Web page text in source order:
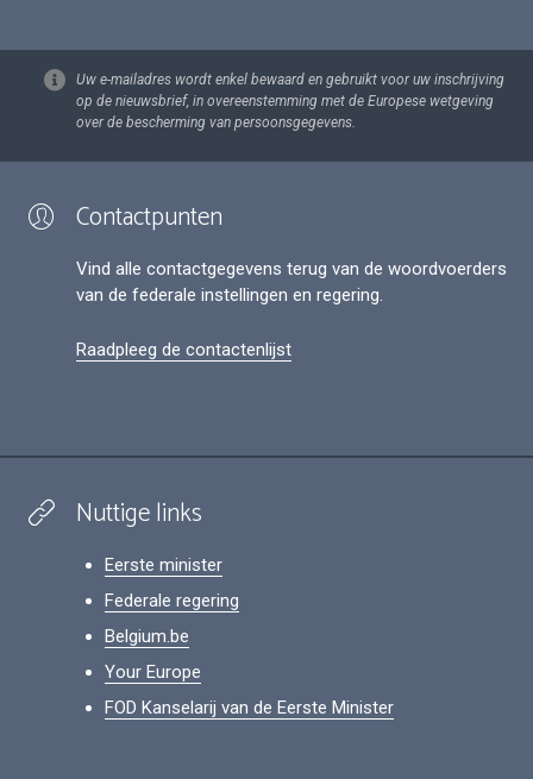
Uw e-mailadres wordt enkel bewaard en gebruikt voor uw inschrijving
op de nieuwsbrief, in overeenstemming met de Europese wetgeving
over de bescherming van persoonsgegevens.
Contactpunten
Vind alle contactgegevens terug van de woordvoerders
van de federale instellingen en regering.
Raadpleeg de contactenlijst
Nuttige links
Eerste minister
Federale regering
Belgium.be
Your Europe
FOD Kanselarij van de Eerste Minister